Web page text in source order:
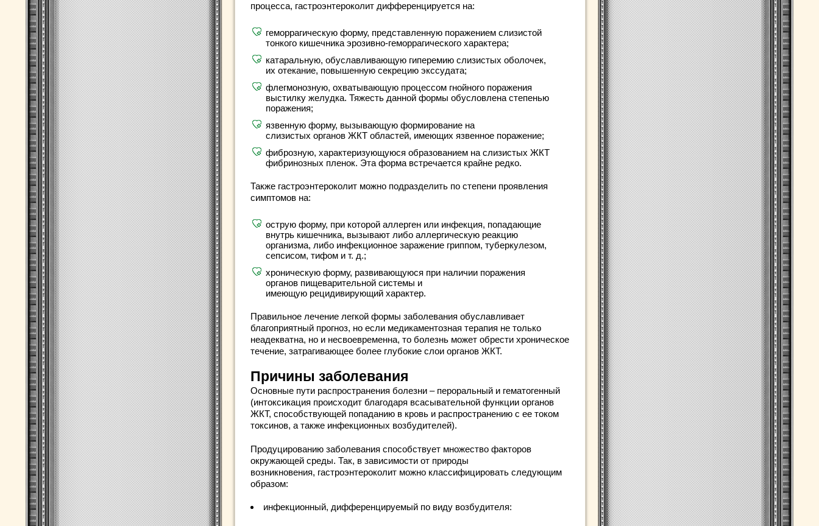
процесса, гастроэнтероколит дифференцируется на:
геморрагическую форму, представленную поражением слизистой
тонкого кишечника эрозивно-геморрагического характера;
катаральную, обуславливающую гиперемию слизистых оболочек,
их отекание, повышенную секрецию экссудата;
флегмонозную, охватывающую процессом гнойного поражения
выстилку желудка. Тяжесть данной формы обусловлена степенью
поражения;
язвенную форму, вызывающую формирование на
слизистых органов ЖКТ областей, имеющих язвенное поражение;
фиброзную, характеризующуюся образованием на слизистых ЖКТ
фибринозных пленок. Эта форма встречается крайне редко.
Также гастроэнтероколит можно подразделить по степени проявления
симптомов на:
острую форму, при которой аллерген или инфекция, попадающие
внутрь кишечника, вызывают либо аллергическую реакцию
организма, либо инфекционное заражение гриппом, туберкулезом,
сепсисом, тифом и т. д.;
хроническую форму, развивающуюся при наличии поражения
органов пищеварительной системы и
имеющую рецидивирующий характер.
Правильное лечение легкой формы заболевания обуславливает
благоприятный прогноз, но если медикаментозная терапия не только
неадекватна, но и несвоевременна, то болезнь может обрести хроническое
течение, затрагивающее более глубокие слои органов ЖКТ.
Причины заболевания
Основные пути распространения болезни – пероральный и гематогенный
(интоксикация происходит благодаря всасывательной функции органов
ЖКТ, способствующей попаданию в кровь и распространению с ее током
токсинов, а также инфекционных возбудителей).
Продуцированию заболевания способствует множество факторов
окружающей среды. Так, в зависимости от природы
возникновения, гастроэнтероколит можно классифицировать следующим
образом:
инфекционный, дифференцируемый по виду возбудителя: